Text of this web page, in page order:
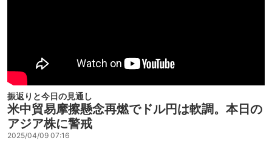
振返りと今日の見通し
米中貿易摩擦懸念再燃でドル円は軟調。本日の
アジア株に警戒
2025/04/09 07:16